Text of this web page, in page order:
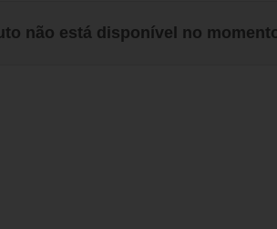
não está disponível no